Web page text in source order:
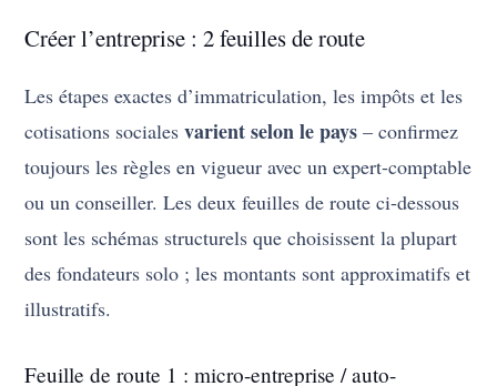
Créer l’entreprise : 2 feuilles de route
Les étapes exactes d’immatriculation, les impôts et les
cotisations socialesvarient selon le pays – confirmez
toujours les règles en vigueur avec un expert-comptable
ou un conseiller. Les deux feuilles de route ci-dessous
sont les schémas structurels que choisissent la plupart
des fondateurs solo ; les montants sont approximatifs et
illustratifs.
Feuille de route 1 : micro-entreprise / auto-